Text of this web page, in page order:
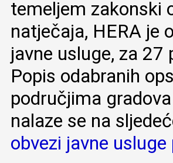
temeljem zakonski
natječaja, HERA je
javne usluge, za
Popis odabranih
područjima
nalaze se na
obvezi javne